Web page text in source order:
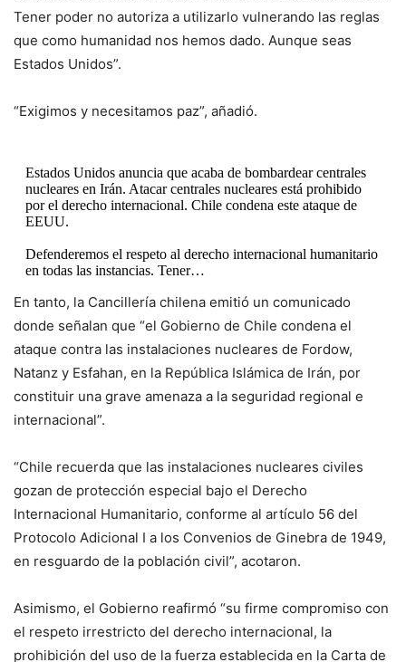
Tener poder no autoriza a utilizarlo vulnerando las reglas
que como humanidad nos hemos dado. Aunque seas
Estados Unidos”.
“Exigimos y necesitamos paz”, añadió.
Estados Unidos anuncia que acaba de bombardear centrales
nucleares en Irán. Atacar centrales nucleares está prohibido
por el derecho internacional. Chile condena este ataque de
EEUU.
Defenderemos el respeto al derecho internacional humanitario
en todas las instancias. Tener…
— Gabriel Boric Font (@GabrielBoric)June 22, 2025
En tanto, la Cancillería chilena emitió un comunicado
donde señalan que “el Gobierno de Chile condena el
ataque contra las instalaciones nucleares de Fordow,
Natanz y Esfahan, en la República Islámica de Irán, por
constituir una grave amenaza a la seguridad regional e
internacional”.
“Chile recuerda que las instalaciones nucleares civiles
gozan de protección especial bajo el Derecho
Internacional Humanitario, conforme al artículo 56 del
Protocolo Adicional I a los Convenios de Ginebra de 1949,
en resguardo de la población civil”, acotaron.
Asimismo, el Gobierno reafirmó “su firme compromiso con
el respeto irrestricto del derecho internacional, la
prohibición del uso de la fuerza establecida en la Carta de